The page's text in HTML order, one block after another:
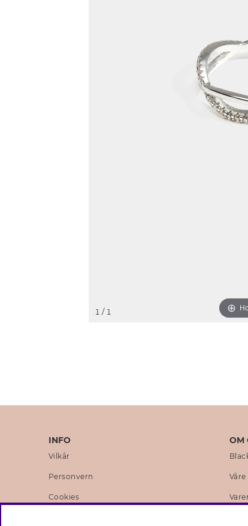
1 / 1
INFO
Vilkår
Personvern
Cookies
OM